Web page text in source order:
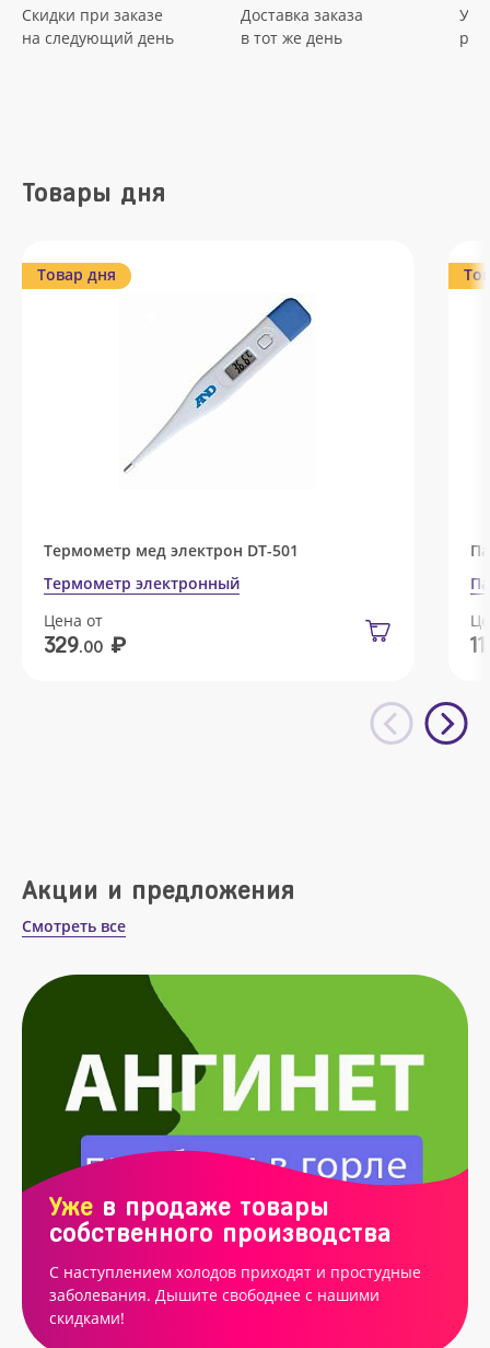
Скидки при заказе
на следующий день
Доставка заказа
в тот же день
Товары дня
Товар дня
Термометр мед электрон DT-501
Термометр электронный
Цена от
329.00 ₽ 11
Акции и предложения
Смотреть все
Уже в продаже товары
собственного производства
С наступлением холодов приходят и простудные
заболевания. Дышите свободнее с нашими
скидками!